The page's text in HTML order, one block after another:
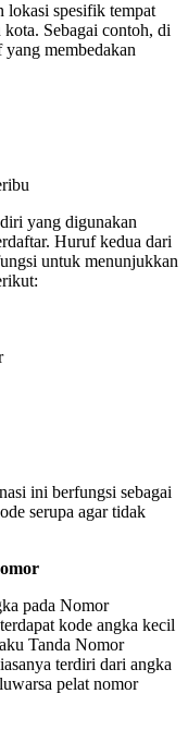
lokasi spesifik tempat
kota. Sebagai contoh, di
membedakan
yang digunakan
Huruf kedua dari
untuk menunjukkan
ini berfungsi sebagai
serupa agar tidak
pada Nomor
kode angka kecil
Tanda Nomor
terdiri dari angka
pelat nomor